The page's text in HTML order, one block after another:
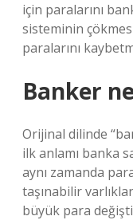
için paralarını
sisteminin
paralarını
Banker
Orijinal dilinde
ilk anlamı banka
aynı zamanda
taşınabilir
büyük para